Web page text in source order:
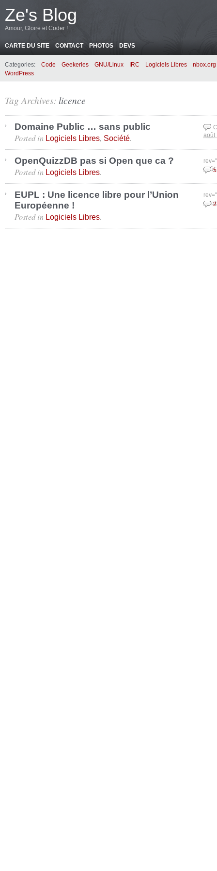
Ze's Blog
Amour, Gloire et Coder !
CARTE DU SITE CONTACT PHOTOS DEVS
Categories: Code Geekeries GNU/Linux IRC Logiciels Libres
nbox.org
WordPress
Tag Archives: licence
Domaine Public … sans public
août
Posted in Logiciels Libres, Société.
OpenQuizzDB pas si Open que ca ?
août
Posted in Logiciels Libres.
EUPL : Une licence libre pour l’Union
Européenne !
Posted in Logiciels Libres.